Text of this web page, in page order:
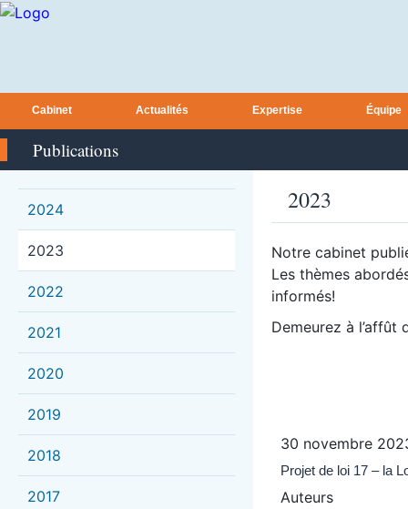
Cabinet Actualités Expertise Équipe
Publications
2024
2023
2022
2021
2020
2019
2018
2017
2023
Notre cabinet
Les thèmes
informés!
Demeurez à l’affût
30 novembre
Projet de loi 17 – la
Auteurs